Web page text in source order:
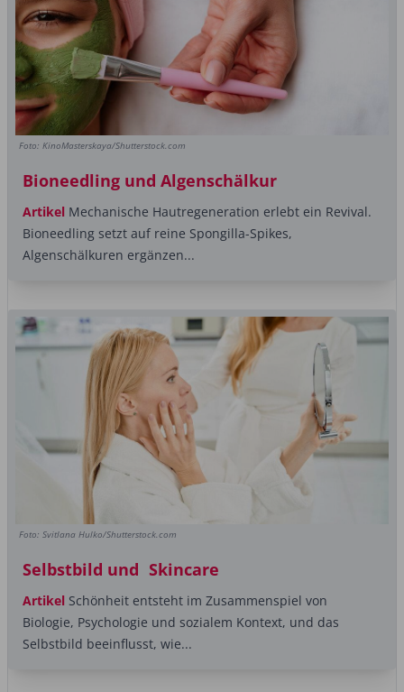
Foto: KinoMasterskaya/Shutterstock.com
Bioneedling und Algenschälkur
Artikel Mechanische Hautregeneration erlebt ein Revival.
Bioneedling setzt auf reine Spongilla-Spikes,
Algenschälkuren ergänzen...
Foto: Svitlana Hulko/Shutterstock.com
Selbstbild und Skincare
Artikel Schönheit entsteht im Zusammenspiel von
Biologie, Psychologie und sozialem ­Kontext, und das
Selbstbild beeinflusst, wie...